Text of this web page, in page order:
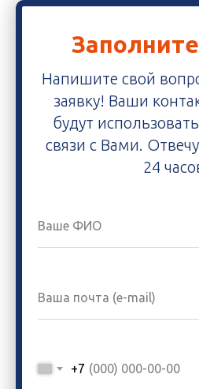
Напишите свой
заявку! Ваши
будут
связи с Вами.
24
+7